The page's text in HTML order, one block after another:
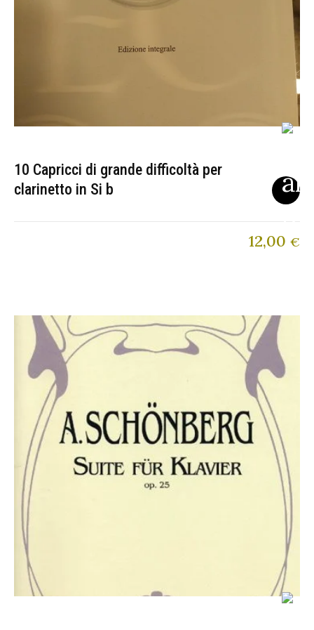
10 Capricci di grande difficoltà per
clarinetto in Si b
12,00 €